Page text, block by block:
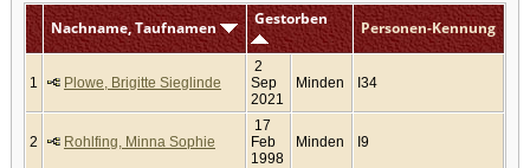
Nachname, Taufnamen Gestorben Personen-Kennung
1 Plowe, Brigitte Sieglinde
2
Sep
2021
Minden I34
2 Rohlfing, Minna Sophie
17
Feb
1998
Minden I9